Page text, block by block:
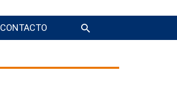
CONTACTO